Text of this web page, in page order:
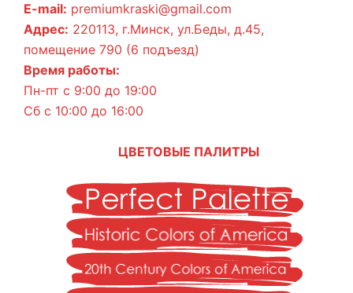
E-mail: premiumkraski@gmail.com
Адрес: 220113, г.Минск, ул.Беды, д.45,
помещение 790 (6 подъезд)
Время работы:
Пн-пт с 9:00 до 19:00
Сб с 10:00 до 16:00
ЦВЕТОВЫЕ ПАЛИТРЫ